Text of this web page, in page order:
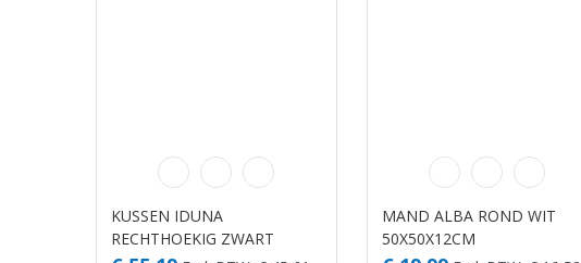
KUSSEN IDUNA
RECHTHOEKIG ZWART
MAND ALBA ROND WIT
50X50X12CM